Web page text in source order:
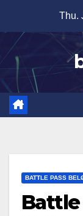
content
Thu.
BATTLE PASS
Battle